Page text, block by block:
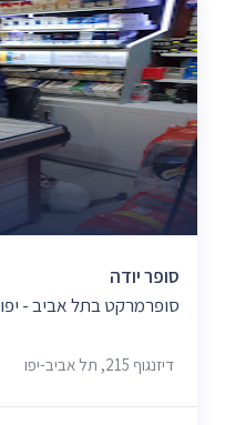
סופר יודה
סופרמרקט בתל אביב - יפו
דיזנגוף 215, תל אביב-יפו